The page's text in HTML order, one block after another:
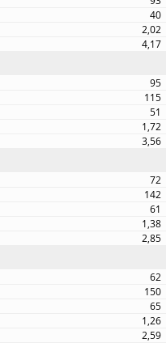
40
2,02
4,17
95
115
51
1,72
3,56
72
142
61
1,38
2,85
62
150
65
1,26
2,59